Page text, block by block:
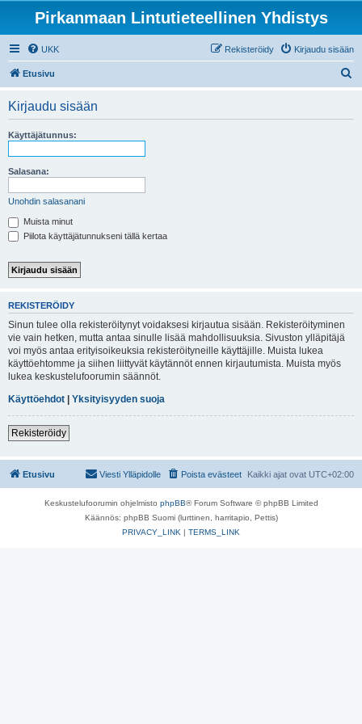
Pirkanmaan Lintutieteellinen Yhdistys
UKK Kirjaudu sisään
Rekisteröidy
Etusivu
Kirjaudu sisään
Käyttäjätunnus:
Salasana:
Unohdin salasanani
Muista minut
Piilota käyttäjätunnukseni tällä kertaa
REKISTERÖIDY
Sinun tulee olla rekisteröitynyt voidaksesi kirjautua sisään. Rekisteröityminen
vie vain hetken, mutta antaa sinulle lisää mahdollisuuksia. Sivuston ylläpitäjä
voi myös antaa erityisoikeuksia rekisteröityneille käyttäjille. Muista lukea
käyttöehtomme ja siihen liittyvät käytännöt ennen kirjautumista. Muista myös
lukea keskustelufoorumin säännöt.
Käyttöehdot | Yksityisyyden suoja
Rekisteröidy
Etusivu Kaikki ajat ovat UTC+02:00
Poista evästeet
Viesti Ylläpidolle
Keskustelufoorumin ohjelmisto phpBB® Forum Software © phpBB Limited
Käännös: phpBB Suomi (lurttinen, harritapio, Pettis)
PRIVACY_LINK | TERMS_LINK